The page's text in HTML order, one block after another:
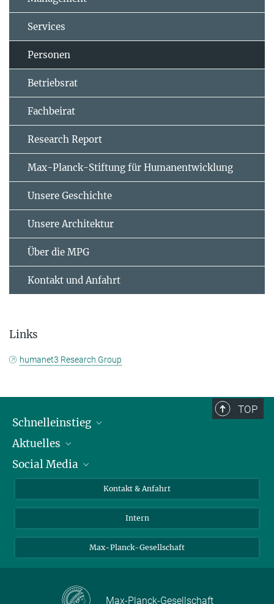
Services
Personen
Betriebsrat
Fachbeirat
Research Report
Max-Planck-Stiftung für Humanentwicklung
Unsere Geschichte
Unsere Architektur
Über die MPG
Kontakt und Anfahrt
Links
humanet3 Research Group
TOP
Schnelleinstieg
Personen
Pressebereich
Aktuelles
Stellenangebote
Social Media
LinkedIn
Kontakt & Anfahrt
Intern
Max-Planck-Gesellschaft
Max-Planck-Gesellschaft